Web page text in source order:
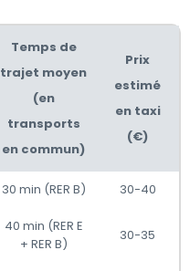
Temps de
trajet moyen
(en
transports
en commun)
Prix
estimé
en taxi
(€)
30 min (RER B) 30-40
40 min (RER E
+ RER B)
30-35